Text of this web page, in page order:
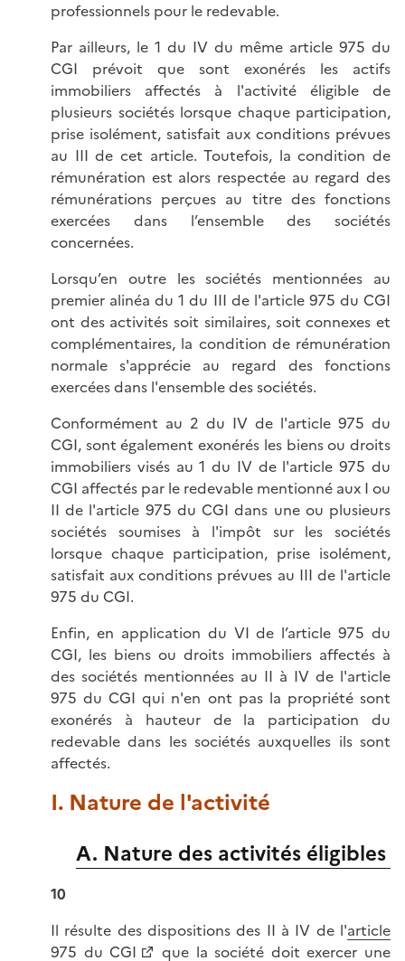
professionnels pour le redevable.
Par ailleurs, le 1 du IV du même article 975 du
CGI prévoit que sont exonérés les actifs
immobiliers affectés à l'activité éligible de
plusieurs sociétés lorsque chaque participation,
prise isolément, satisfait aux conditions prévues
au III de cet article. Toutefois, la condition de
rémunération est alors respectée au regard des
rémunérations perçues au titre des fonctions
exercées dans l’ensemble des sociétés
concernées.
Lorsqu’en outre les sociétés mentionnées au
premier alinéa du 1 du III de l'article 975 du CGI
ont des activités soit similaires, soit connexes et
complémentaires, la condition de rémunération
normale s'apprécie au regard des fonctions
exercées dans l'ensemble des sociétés.
Conformément au 2 du IV de l'article 975 du
CGI, sont également exonérés les biens ou droits
immobiliers visés au 1 du IV de l'article 975 du
CGI affectés par le redevable mentionné aux I ou
II de l'article 975 du CGI dans une ou plusieurs
sociétés soumises à l'impôt sur les sociétés
lorsque chaque participation, prise isolément,
satisfait aux conditions prévues au III de l'article
975 du CGI.
Enfin, en application du VI de l’article 975 du
CGI, les biens ou droits immobiliers affectés à
des sociétés mentionnées au II à IV de l'article
975 du CGI qui n'en ont pas la propriété sont
exonérés à hauteur de la participation du
redevable dans les sociétés auxquelles ils sont
affectés.
I. Nature de l'activité
A. Nature des activités éligibles
10
Il résulte des dispositions des II à IV de l'article
975 du CGI
que la société doit exercer une